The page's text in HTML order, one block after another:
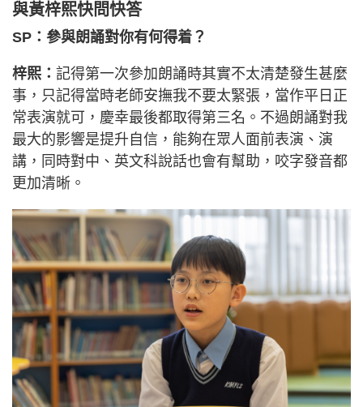
與黃梓熙快問快答
SP：參與朗誦對你有何得着？
梓𤋮： 記得第一次參加朗誦時其實不太清楚發生甚麼
事，只記得當時老師安撫我不要太緊張，當作平日正
常表演就可，慶幸最後都取得第三名。不過朗誦對我
最大的影響是提升自信，能夠在眾人面前表演、演
講，同時對中、英文科說話也會有幫助，咬字發音都
更加清晰。